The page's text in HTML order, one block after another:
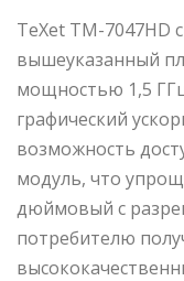
TeXet TM-7047HD
вышеуказанный
мощностью 1,5
графический
возможность
модуль, что
дюймовый с
потребителю